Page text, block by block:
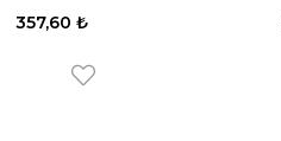
357,60 ₺